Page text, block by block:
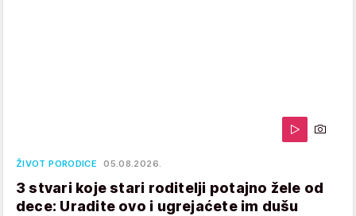
ŽIVOT PORODICE 05.08.2026.
3 stvari koje stari roditelji potajno žele od
dece: Uradite ovo i ugrejaćete im dušu